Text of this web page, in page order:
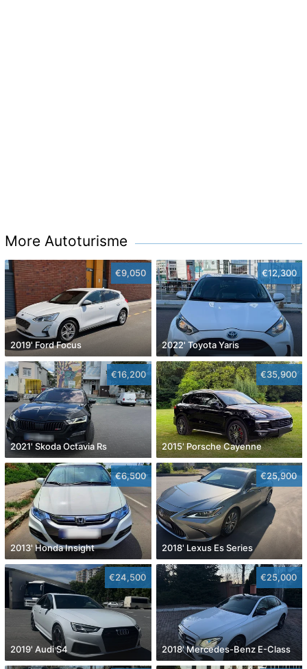
More Autoturisme
€9,050
2019' Ford Focus
€12,300
2022' Toyota Yaris
€16,200
2021' Skoda Octavia Rs
€35,900
2015' Porsche Cayenne
€6,500
2013' Honda Insight
€25,900
2018' Lexus Es Series
€24,500
2019' Audi S4
€25,000
2018' Mercedes-Benz E-Class